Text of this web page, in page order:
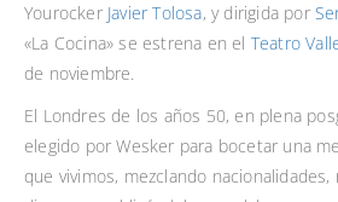
Yourocker Javier Tolosa, y dirigida por
«La Cocina» se estrena en el Teatro
de noviembre.
El Londres de los años 50, en plena
elegido por Wesker para bocetar una
que vivimos, mezclando nacionalidades,